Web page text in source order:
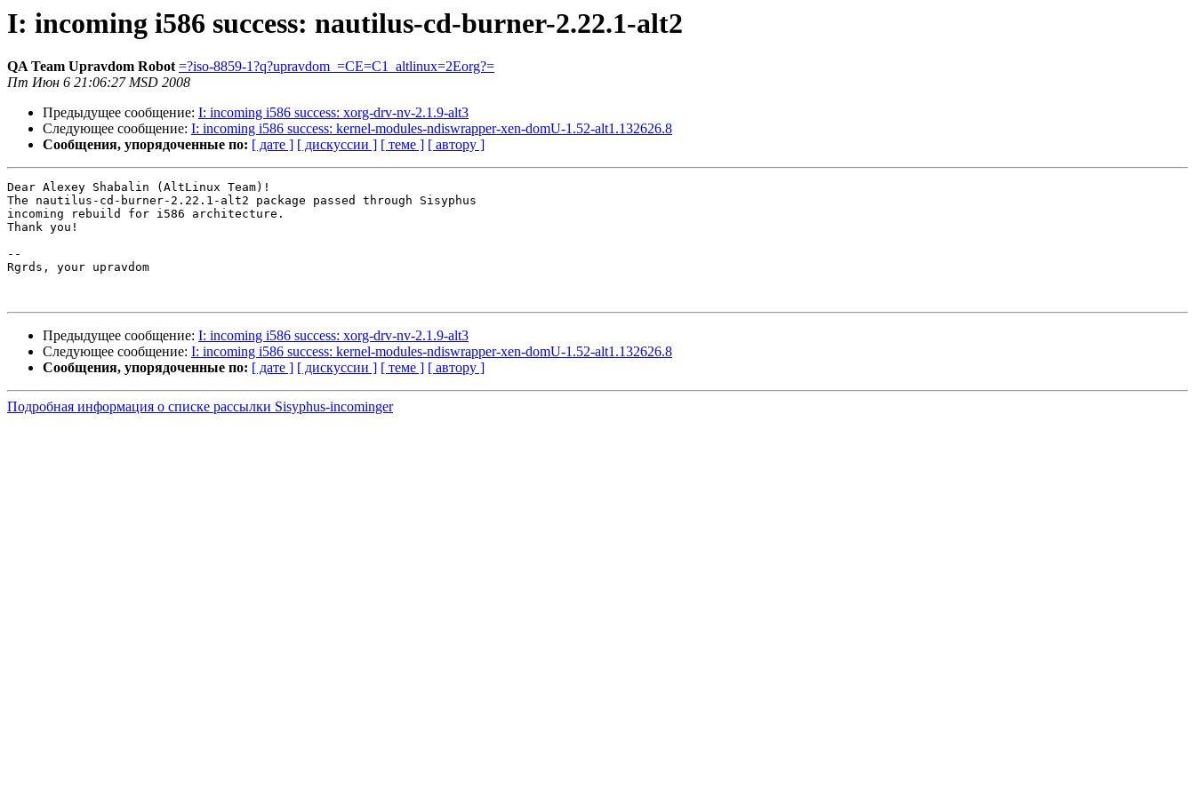
I: incoming i586 success: nautilus-cd-burner-2.22.1-alt2
QA Team Upravdom Robot =?iso-8859-1?q?upravdom_=CE=C1_altlinux=2Eorg?=
Пт Июн 6 21:06:27 MSD 2008
Предыдущее сообщение: I: incoming i586 success: xorg-drv-nv-2.1.9-alt3
Следующее сообщение: I: incoming i586 success: kernel-modules-ndiswrapper-xen-domU-1.52-alt1.132626.8
Сообщения, упорядоченные по: [ дате ] [ дискуссии ] [ теме ] [ автору ]
Dear Alexey Shabalin (AltLinux Team)!
The nautilus-cd-burner-2.22.1-alt2 package passed through Sisyphus
incoming rebuild for i586 architecture.
Thank you!
--
Rgrds, your upravdom
Предыдущее сообщение: I: incoming i586 success: xorg-drv-nv-2.1.9-alt3
Следующее сообщение: I: incoming i586 success: kernel-modules-ndiswrapper-xen-domU-1.52-alt1.132626.8
Сообщения, упорядоченные по: [ дате ] [ дискуссии ] [ теме ] [ автору ]
Подробная информация о списке рассылки Sisyphus-incominger